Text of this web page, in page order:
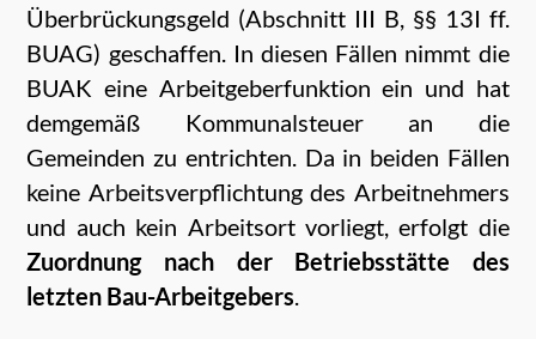
Überbrückungsgeld (Abschnitt III B, §§ 13I ff.
BUAG) geschaffen. In diesen Fällen nimmt die
BUAK eine Arbeitgeberfunktion ein und hat
demgemäß Kommunalsteuer an die
Gemeinden zu entrichten. Da in beiden Fällen
keine Arbeitsverpflichtung des Arbeitnehmers
und auch kein Arbeitsort vorliegt, erfolgt die
Zuordnung nach der Betriebsstätte des
letzten Bau-Arbeitgebers.